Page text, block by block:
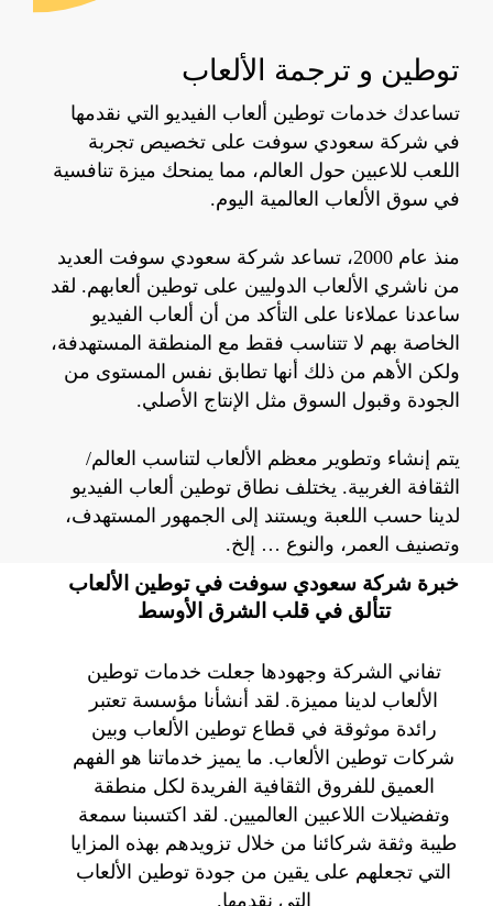
توطين و ترجمة الألعاب
تساعدك خدمات توطين ألعاب الفيديو التي نقدمها
في شركة سعودي سوفت على تخصيص تجربة
اللعب للاعبين حول العالم، مما يمنحك ميزة تنافسية
في سوق الألعاب العالمية اليوم.
منذ عام 2000، تساعد شركة سعودي سوفت العديد
من ناشري الألعاب الدوليين على توطين ألعابهم. لقد
ساعدنا عملاءنا على التأكد من أن ألعاب الفيديو
الخاصة بهم لا تتناسب فقط مع المنطقة المستهدفة،
ولكن الأهم من ذلك أنها تطابق نفس المستوى من
الجودة وقبول السوق مثل الإنتاج الأصلي.
يتم إنشاء وتطوير معظم الألعاب لتناسب العالم/
الثقافة الغربية. يختلف نطاق توطين ألعاب الفيديو
لدينا حسب اللعبة ويستند إلى الجمهور المستهدف،
وتصنيف العمر، والنوع … إلخ.
خبرة شركة سعودي سوفت في توطين الألعاب
تتألق في قلب الشرق الأوسط
تفاني الشركة وجهودها جعلت خدمات توطين
الألعاب لدينا مميزة. لقد أنشأنا مؤسسة تعتبر
رائدة موثوقة في قطاع توطين الألعاب وبين
شركات توطين الألعاب. ما يميز خدماتنا هو الفهم
العميق للفروق الثقافية الفريدة لكل منطقة
وتفضيلات اللاعبين العالميين. لقد اكتسبنا سمعة
طيبة وثقة شركائنا من خلال تزويدهم بهذه المزايا
التي تجعلهم على يقين من جودة توطين الألعاب
التي نقدمها.